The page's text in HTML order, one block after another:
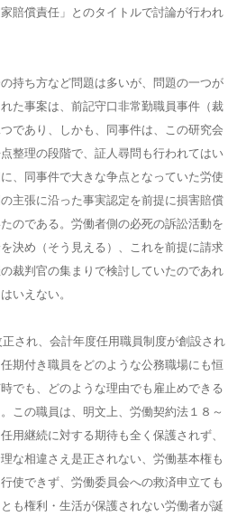
賠償責任」とのタイトルで討論が行われ
持ち方など問題は多いが、問題の一つが
た事案は、前記守口非常勤職員事件（裁
であり、しかも、同事件は、この研究会
整理の段階で、証人尋問も行われてはい
、同事件で大きな争点となっていた労使
主張に沿った事実認定を前提に損害賠償
のである。労働者側の必死の訴訟活動を
決め（そう見える）、これを前提に請求
裁判官の集まりで検討していたのであれ
いえない。
され、会計年度任用職員制度が創設され
期付き職員をどのような公務職場にも恒
でも、どのような理由でも雇止めできる
この職員は、明文上、労働契約法１８～
用継続に対する期待も全く保護されず、
な相違さえ是正されない、労働基本権も
使できず、労働委員会への救済申立ても
も権利・生活が保護されない労働者が誕